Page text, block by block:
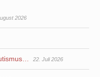
2026
22. Juli 2026